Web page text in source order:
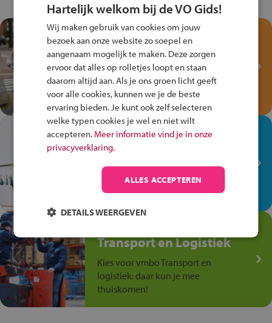
Test je kennis met het
Fiets Veilig
Verkeersspel!
Speel het Fiets Veilig Verkeersspel
en win een Cortina-fiets!
In de winkel ben je op je
plek!
Ontdek via het vmbo jouw talent
op de winkelvloer, waar elke dag
anders is!
Transport en Logistiek
Kies voor vmbo Transport en
logistiek: daar kun je mee
thuiskomen!
Hartelijk welkom bij de VO Gids!
Wij maken gebruik van cookies om jouw
bezoek aan onze website zo soepel en
aangenaam mogelijk te maken. Deze zorgen
ervoor dat alles op rolletjes loopt en staan
daarom altijd aan. Als je ons groen licht geeft
voor alle cookies, kunnen we je de beste
ervaring bieden. Je kunt ook zelf selecteren
welke typen cookies je wel en niet wilt
accepteren. Meer informatie vind je in onze
privacyverklaring.
ALLES ACCEPTEREN
DETAILS WEERGEVEN